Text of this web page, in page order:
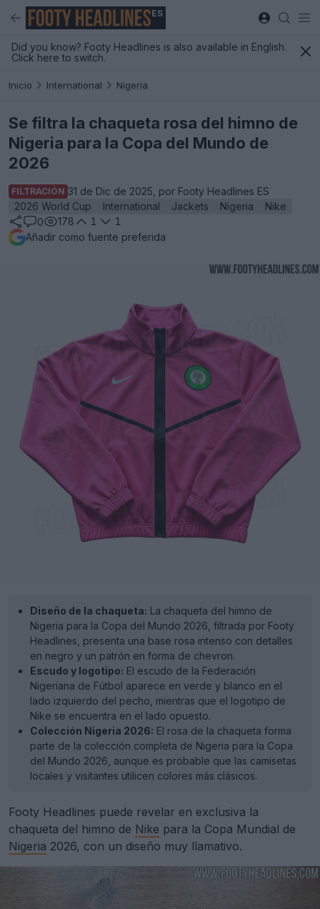
ES
Did you know? Footy Headlines is also available in English.
Click here to switch.
Inicio International Nigeria
Se filtra la chaqueta rosa del himno de
Nigeria para la Copa del Mundo de
2026
FILTRACIÓN 31 de Dic de 2025, por Footy Headlines ES
2026 World Cup
International Jackets Nigeria
Nike
0
178 1
1
Añadir como fuente preferida
Diseño de la chaqueta: La chaqueta del himno de
Nigeria para la Copa del Mundo 2026, filtrada por Footy
Headlines, presenta una base rosa intenso con detalles
en negro y un patrón en forma de chevron.
Escudo y logotipo: El escudo de la Federación
Nigeriana de Fútbol aparece en verde y blanco en el
lado izquierdo del pecho, mientras que el logotipo de
Nike se encuentra en el lado opuesto.
Colección Nigeria 2026: El rosa de la chaqueta forma
parte de la colección completa de Nigeria para la Copa
del Mundo 2026, aunque es probable que las camisetas
locales y visitantes utilicen colores más clásicos.
Footy Headlines puede revelar en exclusiva la
chaqueta del himno de Nike para la Copa Mundial de
Nigeria 2026, con un diseño muy llamativo.